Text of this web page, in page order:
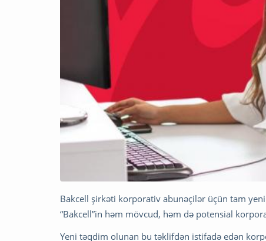
Bakcell şirkəti korporativ abunəçilər üçün tam
“Bakcell”in həm mövcud, həm də potensial
Yeni təqdim olunan bu təklifdən istifadə edən